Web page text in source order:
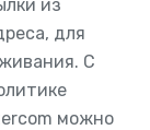
из
для
С
можно